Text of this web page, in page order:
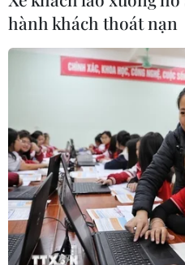
hành khách thoát nạn